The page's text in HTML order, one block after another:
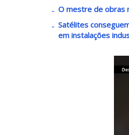
O mestre de obras
Satélites
em instalações